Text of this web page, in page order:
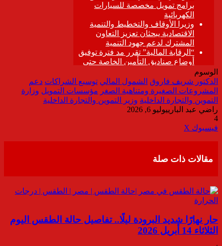
الوسوم
الدكتور شريف فاروق الشمول المالي توسيع الشراكات دعم
المشروعات الصغيرة ومتناهية الصغر مؤسسات التمويل وزارة
التموين والتجارة الداخلية وزير التموين والتجارة الداخلية
راضي عبد البارييوليو 6, 2026
4
فيسبوك ‫X
مقالات ذات صلة
حار نهارًا شديد البرودة ليلًا.. تفاصيل حالة الطقس اليوم
الثلاثاء 14 أبريل 2026